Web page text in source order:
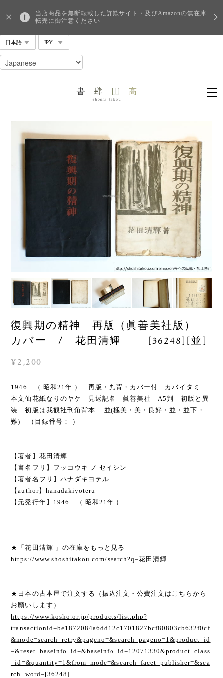
当店商品を無断転載した詐欺サイト・及びAmazonの無在庫
転売に御注意ください
復興期の精神 再版（眞善美社版）
カバー / 花田清輝 [36248][並]
¥2,200
1946 （ 昭和21年 ） 再版・丸背・カバー付 カバイタミ
本文仙花紙なりのヤケ 見返記名 眞善美社 A5判 初版と異
装 初版は我観社刊角背本 並(極美・美・良好・並・並下・
難) （目録番号：-）
【著者】花田清輝
【書名フリ】フッコウキ ノ セイシン
【著者名フリ】ハナダキヨテル
【author】hanadakiyoteru
【元発行年】1946 （ 昭和21年 ）
★「花田清輝 」の在庫をもっと見る
https://www.shoshitakou.com/search?q=花田清輝
★日本の古本屋で注文する（振込注文・公費注文はこちらから
お願いします）
https://www.kosho.or.jp/products/list.php?
transactionid=be1872084a6dd12c1701827bcf80803cb632f0cf
&mode=search_retry&pageno=&search_pageno=1&product_id
=&reset_baseinfo_id=&baseinfo_id=12071330&product_class
_id=&quantity=1&from_mode=&search_facet_publisher=&sea
rch_word=[36248]